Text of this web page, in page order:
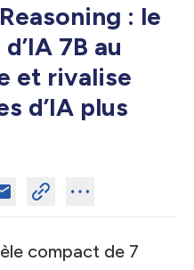
: le
7B au
et rivalise
d’IA plus
compact de 7